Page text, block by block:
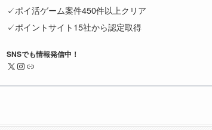
✓ポイ活ゲーム案件450件以上クリア
✓ポイントサイト15社から認定取得
SNSでも情報発信中！
X Instagram リンク